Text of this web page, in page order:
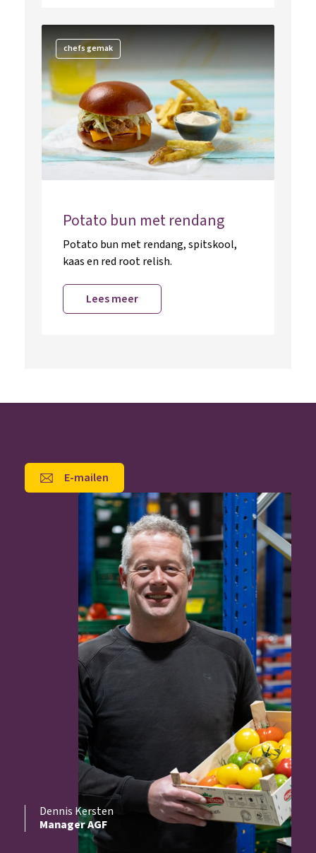
chefs gemak
Potato bun met rendang
Potato bun met rendang, spitskool,
kaas en red root relish.
Lees meer
E-mailen
Dennis Kersten
Manager AGF